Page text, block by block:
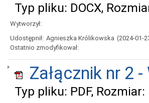
Typ pliku: DOCX,
Wytworzył:
Udostępnił: Agnieszka Królikowska (2024-01-
Ostatnio zmodyfikował:
Załącznik nr 2
Typ pliku: PDF, Rozmiar: